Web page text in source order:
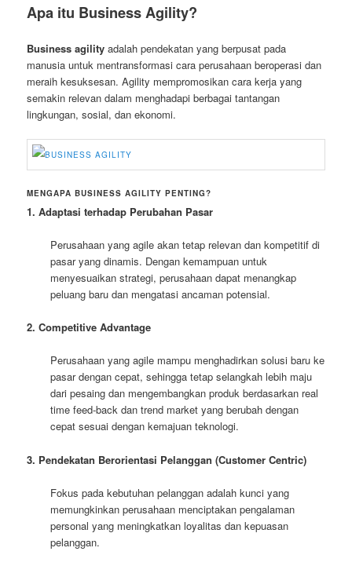
Apa itu Business Agility?
Business agility adalah pendekatan yang berpusat pada
manusia untuk mentransformasi cara perusahaan beroperasi dan
meraih kesuksesan. Agility mempromosikan cara kerja yang
semakin relevan dalam menghadapi berbagai tantangan
lingkungan, sosial, dan ekonomi.
MENGAPA BUSINESS AGILITY PENTING?
1. Adaptasi terhadap Perubahan Pasar
Perusahaan yang agile akan tetap relevan dan kompetitif di
pasar yang dinamis. Dengan kemampuan untuk
menyesuaikan strategi, perusahaan dapat menangkap
peluang baru dan mengatasi ancaman potensial.
2. Competitive Advantage
Perusahaan yang agile mampu menghadirkan solusi baru ke
pasar dengan cepat, sehingga tetap selangkah lebih maju
dari pesaing dan mengembangkan produk berdasarkan real
time feed-back dan trend market yang berubah dengan
cepat sesuai dengan kemajuan teknologi.
3. Pendekatan Berorientasi Pelanggan (Customer Centric)
Fokus pada kebutuhan pelanggan adalah kunci yang
memungkinkan perusahaan menciptakan pengalaman
personal yang meningkatkan loyalitas dan kepuasan
pelanggan.